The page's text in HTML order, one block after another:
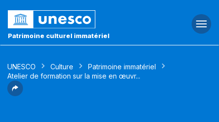
Patrimoine culturel immatériel
UNESCO Culture
Patrimoine immatériel
Atelier de formation sur la mise en œuvr...